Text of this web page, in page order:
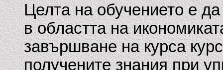
Целта на обучението е
в областта на
завършване на курса
получените знания при